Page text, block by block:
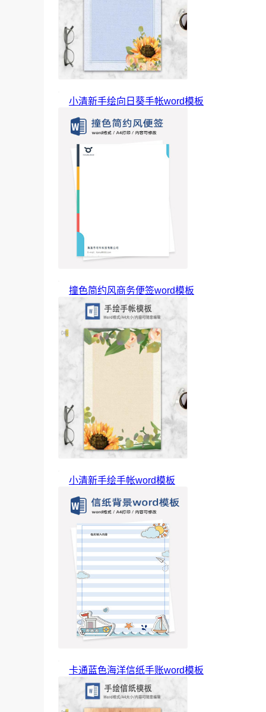
小清新手绘向日葵手帐word模板
撞色简约风商务便签word模板
小清新手绘手帐word模板
卡通蓝色海洋信纸手账word模板